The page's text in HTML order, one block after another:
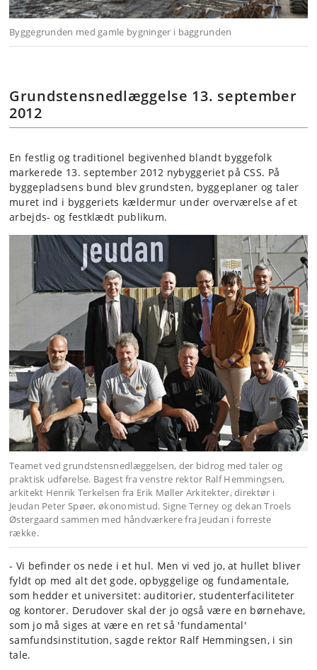
Byggegrunden med gamle bygninger i baggrunden
Grundstensnedlæggelse 13. september
2012
En festlig og traditionel begivenhed blandt byggefolk
markerede 13. september 2012 nybyggeriet på CSS. På
byggepladsens bund blev grundsten, byggeplaner og taler
muret ind i byggeriets kældermur under overværelse af et
arbejds- og festklædt publikum.
Teamet ved grundstensnedlæggelsen, der bidrog med taler og
praktisk udførelse. Bagest fra venstre rektor Ralf Hemmingsen,
arkitekt Henrik Terkelsen fra Erik Møller Arkitekter, direktør i
Jeudan Peter Spøer, økonomistud. Signe Terney og dekan Troels
Østergaard sammen med håndværkere fra Jeudan i forreste
række.
- Vi befinder os nede i et hul. Men vi ved jo, at hullet bliver
fyldt op med alt det gode, opbyggelige og fundamentale,
som hedder et universitet: auditorier, studenterfaciliteter
og kontorer. Derudover skal der jo også være en børnehave,
som jo må siges at være en ret så 'fundamental'
samfundsinstitution, sagde rektor Ralf Hemmingsen, i sin
tale.